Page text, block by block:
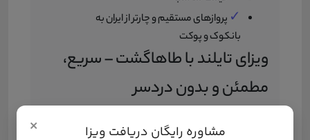
✓ پروازهای مستقیم و چارتر از ایران به
بانکوک و پوکت
ویزای تایلند با طاهاگشت – سریع،
مطمئن و بدون دردسر
تضمین می‌کند مدارک شما کامل و دقیق باشد. از مشاوره
× مشاوره رایگان دریافت ویزا